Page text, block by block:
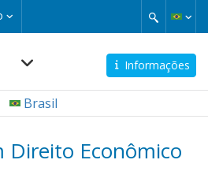
Informações
Brasil
Direito Econômico